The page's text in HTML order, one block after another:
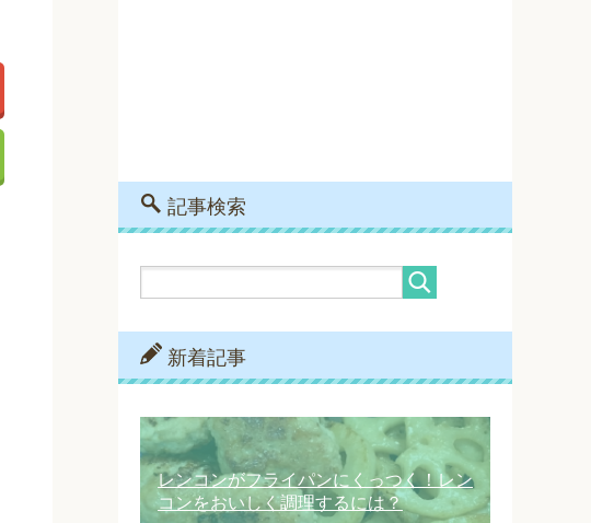
記事検索
新着記事
レンコンがフライパンにくっつく！レン
コンをおいしく調理するには？